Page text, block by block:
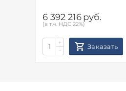
6 392 216руб.
(в т.ч. НДС 22%)
+
−
Заказать